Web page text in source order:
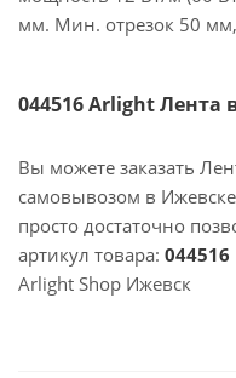
мм. Мин. отрезок 50
044516 Arlight Лента
Вы можете заказать
самовывозом в Ижевске
просто достаточно
артикул товара: 044516
Arlight Shop Ижевск